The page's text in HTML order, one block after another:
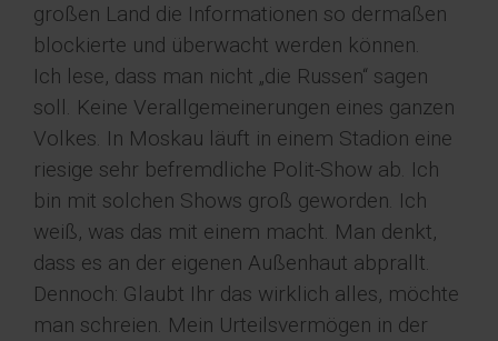
großen Land die Informationen so dermaßen
blockierte und überwacht werden können.
Ich lese, dass man nicht „die Russen“ sagen
soll. Keine Verallgemeinerungen eines ganzen
Volkes. In Moskau läuft in einem Stadion eine
riesige sehr befremdliche Polit-Show ab. Ich
bin mit solchen Shows groß geworden. Ich
weiß, was das mit einem macht. Man denkt,
dass es an der eigenen Außenhaut abprallt.
Dennoch: Glaubt Ihr das wirklich alles, möchte
man schreien. Mein Urteilsvermögen in der